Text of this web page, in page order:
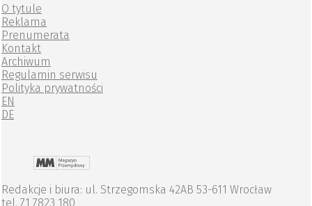
O tytule
Reklama
Prenumerata
Kontakt
Archiwum
Regulamin serwisu
Polityka prywatności
EN
DE
Redakcje i biura: ul. Strzegomska 42AB 53-611 Wrocław
tel. 71 7823 180